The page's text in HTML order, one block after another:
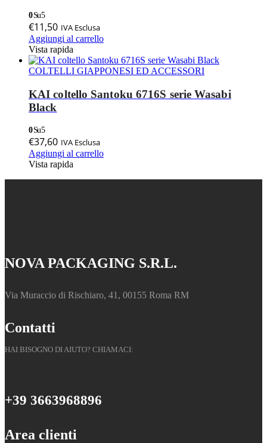
0Su 5
€11,50 IVA Esclusa
Aggiungi al carrello
Vista rapida
COLTELLI GIAPPONESI ED ACCESSORI
KAI coltello Santoku 6716S serie Wasabi
Black
0Su 5
€37,60 IVA Esclusa
Aggiungi al carrello
Vista rapida
NOVA PACKAGING S.R.L.
Via Muraccio di Rischiaro, 41, 00155 Roma RM
Contatti
HAI BISOGNO DI AIUTO? CHIAMACI:
+39 3663968896
Area clienti